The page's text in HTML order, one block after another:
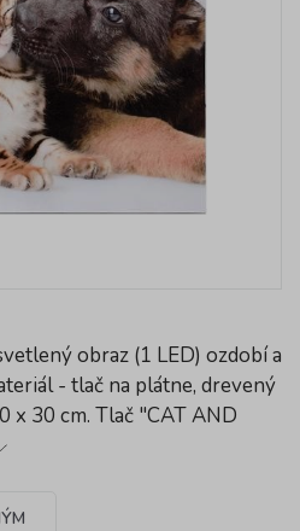
obraz (1 LED) ozdobí a
- tlač na plátne, drevený
x 30 cm. Tlač "CAT AND